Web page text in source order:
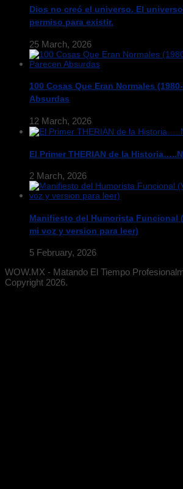
Dios no creó el universo. El
permiso para existir.
25 March, 2026
100 Cosas Que Eran Normales
Absurdas
12 March, 2026
El Primer THERIAN de la
2 March, 2026
Manifiesto del Humorista Funcional
mi voz y version para leer)
5 February, 2026
WOW.MX - Matando El Tiempo
Copyright 2026.